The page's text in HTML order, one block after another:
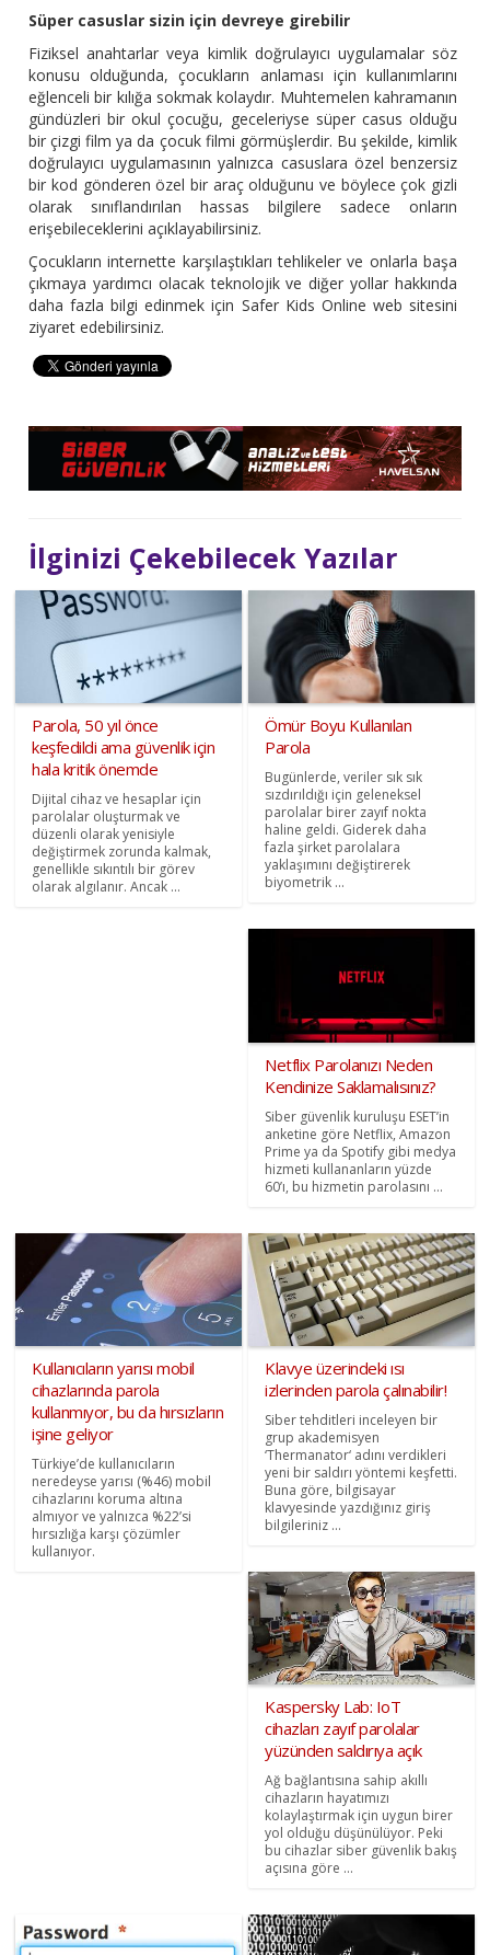
Süper casuslar sizin için devreye girebilir
Fiziksel anahtarlar veya kimlik doğrulayıcı uygulamalar söz
konusu olduğunda, çocukların anlaması için kullanımlarını
eğlenceli bir kılığa sokmak kolaydır. Muhtemelen kahramanın
gündüzleri bir okul çocuğu, geceleriyse süper casus olduğu
bir çizgi film ya da çocuk filmi görmüşlerdir. Bu şekilde, kimlik
doğrulayıcı uygulamasının yalnızca casuslara özel benzersiz
bir kod gönderen özel bir araç olduğunu ve böylece çok gizli
olarak sınıflandırılan hassas bilgilere sadece onların
erişebileceklerini açıklayabilirsiniz.
Çocukların internette karşılaştıkları tehlikeler ve onlarla başa
çıkmaya yardımcı olacak teknolojik ve diğer yollar hakkında
daha fazla bilgi edinmek için Safer Kids Online web sitesini
ziyaret edebilirsiniz.
İlginizi Çekebilecek Yazılar
Parola, 50 yıl önce
keşfedildi ama güvenlik için
hala kritik önemde
Dijital cihaz ve hesaplar için
parolalar oluşturmak ve
düzenli olarak yenisiyle
değiştirmek zorunda kalmak,
genellikle sıkıntılı bir görev
olarak algılanır. Ancak ...
Ömür Boyu Kullanılan
Parola
Bugünlerde, veriler sık sık
sızdırıldığı için geleneksel
parolalar birer zayıf nokta
haline geldi. Giderek daha
fazla şirket parolalara
yaklaşımını değiştirerek
biyometrik ...
Netflix Parolanızı Neden
Kendinize Saklamalısınız?
Siber güvenlik kuruluşu ESET’in
anketine göre Netflix, Amazon
Prime ya da Spotify gibi medya
hizmeti kullananların yüzde
60’ı, bu hizmetin parolasını ...
Kullanıcıların yarısı mobil
cihazlarında parola
kullanmıyor, bu da hırsızların
işine geliyor
Türkiye’de kullanıcıların
neredeyse yarısı (%46) mobil
cihazlarını koruma altına
almıyor ve yalnızca %22’si
hırsızlığa karşı çözümler
kullanıyor.
Klavye üzerindeki ısı
izlerinden parola çalınabilir!
Siber tehditleri inceleyen bir
grup akademisyen
‘Thermanator‘ adını verdikleri
yeni bir saldırı yöntemi keşfetti.
Buna göre, bilgisayar
klavyesinde yazdığınız giriş
bilgileriniz ...
Kaspersky Lab: IoT
cihazları zayıf parolalar
yüzünden saldırıya açık
Ağ bağlantısına sahip akıllı
cihazların hayatımızı
kolaylaştırmak için uygun birer
yol olduğu düşünülüyor. Peki
bu cihazlar siber güvenlik bakış
açısına göre ...